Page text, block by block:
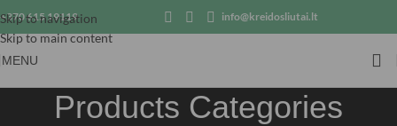
Skip to navigation
Skip to main content
+370 615 19119 info@kreidosliutai.lt
MENU
Products Categories